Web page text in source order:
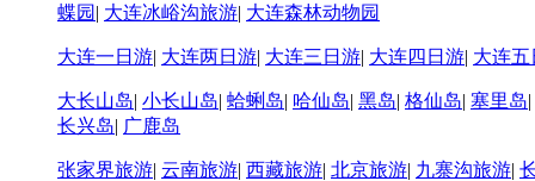
蝶园 | 大连冰峪沟旅游| 大连森林动物园
大连一日游| 大连两日游| 大连三日游| 大连四日游| 大连五
大长山岛| 小长山岛| 蛤蜊岛| 哈仙岛| 黑岛| 格仙岛| 塞里岛|
长兴岛| 广鹿岛
张家界旅游| 云南旅游| 西藏旅游| 北京旅游| 九寨沟旅游|